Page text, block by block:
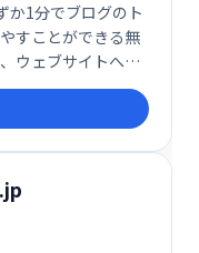
か1分でブログのト
すことができる無
ウェブサイトへの
ト向上を支援しま
保有者にとって、
。